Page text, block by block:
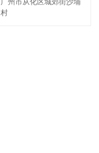
村